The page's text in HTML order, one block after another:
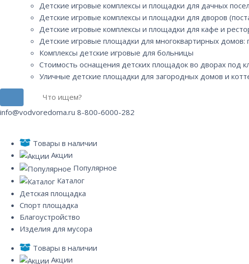
Детские игровые комплексы и площадки для дачных
Детские игровые комплексы и площадки для дворов
Детские игровые комплексы и площадки для кафе и
Детские игровые площадки для многоквартирных домов:
Комплексы детские игровые для больницы
Стоимость оснащения детских площадок во дворах под
Уличные детские площадки для загородных домов и
info@vodvoredoma.ru 8-800-6000-282
Товары в наличии
Акции
Популярное
Каталог
Детская площадка
Спорт площадка
Благоустройство
Изделия для мусора
Товары в наличии
Акции